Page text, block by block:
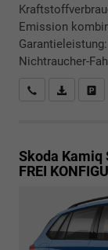
Emission
Nichtraucher-
Rückrufbitte
PDF-
Skoda Kamiq
FREI